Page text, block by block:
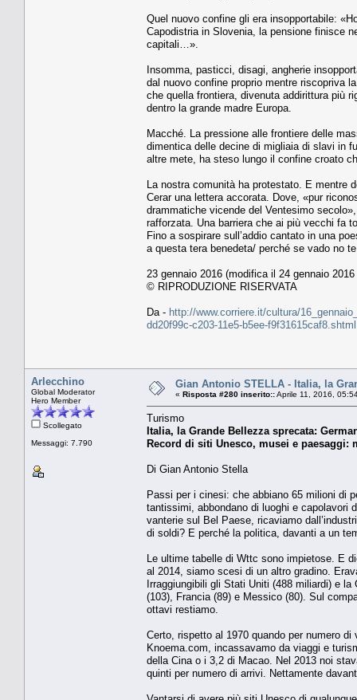
Quel nuovo confine gli era insopportabile:
Capodistria in Slovenia, la pensione finisce
capitali…».
Insomma, pasticci, disagi, angherie
dal nuovo confine proprio mentre riscopriva
che quella frontiera, divenuta addirittura più
dentro la grande madre Europa.
Macché. La pressione alle frontiere delle
dimentica delle decine di migliaia di slavi in
altre mete, ha steso lungo il confine croato
La nostra comunità ha protestato. E mentre
Cerar una lettera accorata. Dove, «pur
drammatiche vicende del Ventesimo
rafforzata. Una barriera che ai più vecchi fa
Fino a sospirare sull’addio cantato in una
a questa tera benedeta/ perché se vado no
23 gennaio 2016 (modifica il 24 gennaio
© RIPRODUZIONE RISERVATA
Da - http://www.corriere.it/cultura/
dd20f99c-c203-11e5-b5ee-f9f31615caf8.shtml
Arlecchino
Global Moderator
Hero Member
Scollegato
Messaggi: 7.790
Gian Antonio STELLA - Italia, la
« Risposta #280 inserito::Aprile 11, 2016,
Turismo
Italia, la Grande Bellezza sprecata:
Record di siti Unesco, musei e paesaggi:
Di Gian Antonio Stella
Passi per i cinesi: che abbiano 65 milioni di
tantissimi, abbondano di luoghi e capolavori
vanterie sul Bel Paese, ricaviamo
di soldi? E perché la politica, davanti a un
Le ultime tabelle di Wttc sono impietose. E
al 2014, siamo scesi di un altro gradino.
Irraggiungibili gli Stati Uniti (488 miliardi) e
(103), Francia (89) e Messico (80). Sul
ottavi restiamo.
Certo, rispetto al 1970 quando per numero
Knoema.com, incassavamo da viaggi e
della Cina o i 3,2 di Macao. Nel 2013 noi
quinti per numero di arrivi. Nettamente